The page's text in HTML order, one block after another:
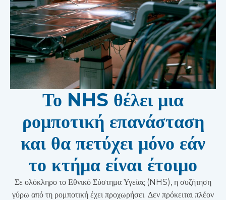
Το NHS θέλει μια
ρομποτική επανάσταση
και θα πετύχει μόνο εάν
το κτήμα είναι έτοιμο
Σε ολόκληρο το Εθνικό Σύστημα Υγείας (NHS), η συζήτηση
γύρω από τη ρομποτική έχει προχωρήσει. Δεν πρόκειται πλέον